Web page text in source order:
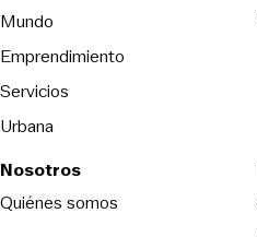
Mundo
Emprendimiento
Servicios
Urbana
Nosotros
Quiénes somos